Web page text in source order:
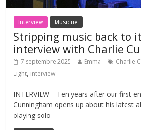
Interview Musique
Stripping music back to
interview with Charlie
7 septembre 2025 Emma Charlie
Light, interview
INTERVIEW – Ten years after our first
Cunningham opens up about his latest
playing solo